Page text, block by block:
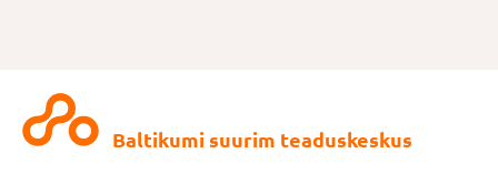
Baltikumi suurim teaduskeskus